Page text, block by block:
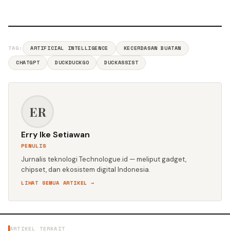
TAG: ARTIFICIAL INTELLIGENCE
KECERDASAN BUATAN
CHATGPT
DUCKDUCKGO DUCKASSIST
ER
Erry Ike Setiawan
PENULIS
Jurnalis teknologi Technologue.id — meliput gadget,
chipset, dan ekosistem digital Indonesia.
LIHAT SEMUA ARTIKEL →
ARTIKEL TERKAIT